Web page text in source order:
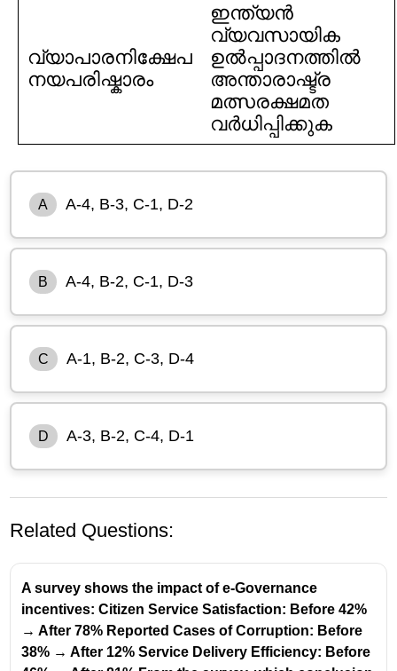
വ്യാപാരനിക്ഷേപ
നയപരിഷ്കാരം
ഇന്ത്യൻ
വ്യവസായിക
ഉൽപ്പാദനത്തിൽ
അന്താരാഷ്ട്ര
മത്സരക്ഷമത
വർധിപ്പിക്കുക
A A-4, B-3, C-1, D-2
B A-4, B-2, C-1, D-3
C A-1, B-2, C-3, D-4
D A-3, B-2, C-4, D-1
ഉദാരവത്കരണവുമായി ബന്ധപ്പെട്ട് ചേരുംപടി
Related Questions:
A survey shows the impact of e-Governance
incentives: Citizen Service Satisfaction: Before 42%
→ After 78% Reported Cases of Corruption: Before
38% → After 12% Service Delivery Efficiency: Before